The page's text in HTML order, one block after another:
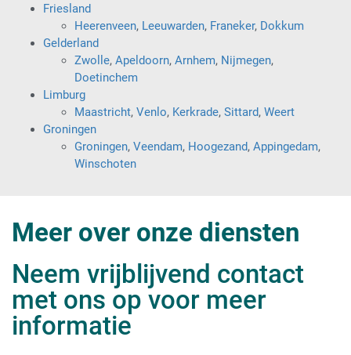
Friesland
Heerenveen, Leeuwarden, Franeker, Dokkum
Gelderland
Zwolle, Apeldoorn, Arnhem, Nijmegen,
Doetinchem
Limburg
Maastricht, Venlo, Kerkrade, Sittard, Weert
Groningen
Groningen, Veendam, Hoogezand, Appingedam,
Winschoten
Meer over onze diensten
Neem vrijblijvend contact
met ons op voor meer
informatie